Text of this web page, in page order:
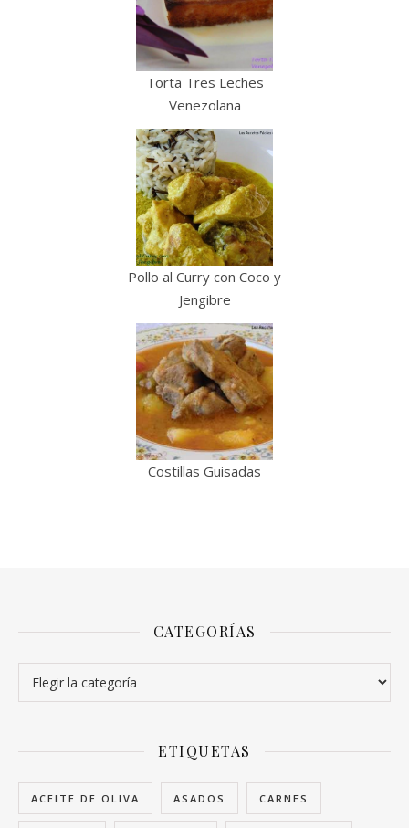
Torta Tres Leches
Venezolana
Pollo al Curry con Coco y
Jengibre
Costillas Guisadas
CATEGORÍAS
Categorías
ETIQUETAS
ACEITE DE OLIVA ASADOS CARNES